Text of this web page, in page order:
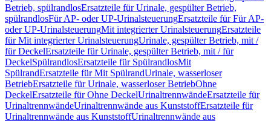
Betrieb, spülrandlosErsatzteile für Urinale, gespülter Betrieb,
spülrandlosFür AP- oder UP-UrinalsteuerungErsatzteile für Für AP-
oder UP-UrinalsteuerungMit integrierter UrinalsteuerungErsatzteile
für Mit integrierter UrinalsteuerungUrinale, gespülter Betrieb, mit /
für DeckelErsatzteile für Urinale, gespülter Betrieb, mit / für
DeckelSpülrandlosErsatzteile für SpülrandlosMit
SpülrandErsatzteile für Mit SpülrandUrinale, wasserloser
BetriebErsatzteile für Urinale, wasserloser BetriebOhne
DeckelErsatzteile für Ohne DeckelUrinaltrennwändeErsatzteile für
UrinaltrennwändeUrinaltrennwände aus KunststoffErsatzteile für
Urinaltrennwände aus KunststoffUrinaltrennwände aus